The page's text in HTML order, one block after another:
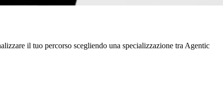
il tuo percorso scegliendo una specializzazione tra Agentic